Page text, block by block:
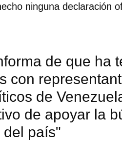
ninguna declaración
de que ha
con
de
de apoyar la
del país"